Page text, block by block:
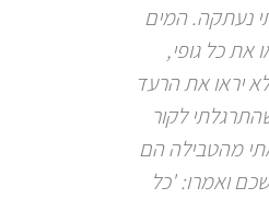
נעתקה. המים
את כל גופי,
יראו את הרעד
לקור
מהטבילה הם
ואמרו: 'כל